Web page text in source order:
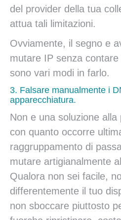
del provider della tua
attua tali limitazioni.
Ovviamente, il segno e
mutare IP senza
sono vari modi in farlo.
3. Falsare manualmente i
apparecchiatura.
Non e una soluzione alla
con quanto occorre
raggruppamento di
mutare artigianalmente
Qualora non sei facile,
differentemente il tuo
non sboccare piuttosto